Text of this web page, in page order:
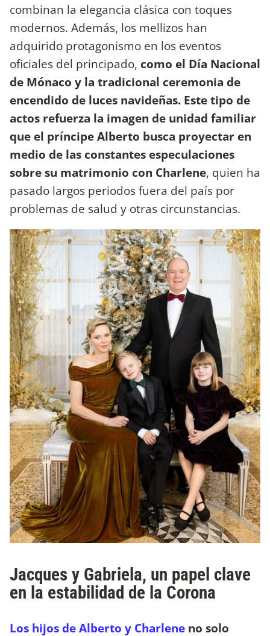
combinan la elegancia clásica con toques
modernos. Además, los mellizos han
adquirido protagonismo en los eventos
oficiales del principado, como el Día Nacional
de Mónaco y la tradicional ceremonia de
encendido de luces navideñas. Este tipo de
actos refuerza la imagen de unidad familiar
que el príncipe Alberto busca proyectar en
medio de las constantes especulaciones
sobre su matrimonio con Charlene, quien ha
pasado largos periodos fuera del país por
problemas de salud y otras circunstancias.
Jacques y Gabriela, un papel clave
en la estabilidad de la Corona
Los hijos de Alberto y Charlene no solo